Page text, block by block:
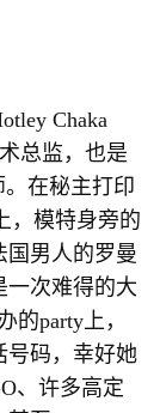
Chaka
总监，也是
。在秘主打印
，模特身旁的
国男人的罗曼
一次难得的大
的party上，
号码，幸好她
、许多高定